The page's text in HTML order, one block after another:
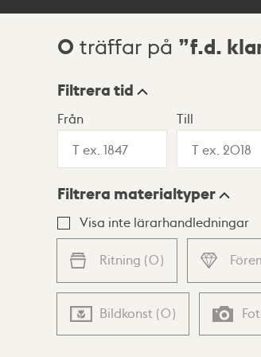
Sökresultat
0 träffar på f.d.
Visningsläge
Lista Karta
Filtrera tid
Från Till
Filtrera materialtyper
Visa inte lärarhandledningar
Ritning (0)
Bildkonst (0)